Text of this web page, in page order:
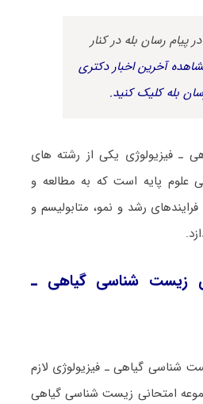
پیام رسان بله در کنار
آخرین اخبار دکتری
بله کلیک کنید.
ـ ﻓﻴﺰﻳﻮﻟﻮژی یکی از رشته های
علوم پایه است که به مطالعه و
رشد و نمو، متابولیسم و
زیست شناسی ﮔﻴﺎهی ـ
شناسی ﮔﻴﺎهی ـ ﻓﻴﺰﻳﻮﻟﻮژی لازم
امتحانی زیست شناسی ﮔﻴﺎهی